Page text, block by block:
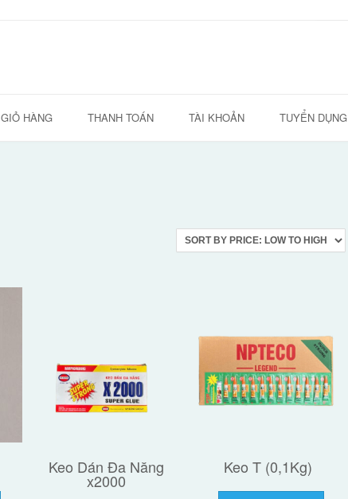
GIỎ HÀNG THANH TOÁN TÀI KHOẢN TUYỂN DỤNG
Keo Dán Đa Năng
x2000
Keo T (0,1Kg)